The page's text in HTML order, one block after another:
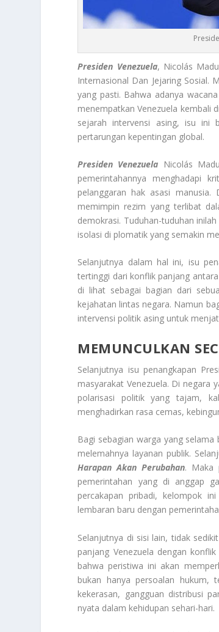
Presiden Venezuela, Nicolás
Internasional Dan Jejaring Sosial.
yang pasti. Bahwa adanya
menempatkan Venezuela kembali
sejarah intervensi asing, isu ini
pertarungan kepentingan global.
Presiden Venezuela Nicolás
pemerintahannya menghadapi
pelanggaran hak asasi
memimpin rezim yang terlibat
demokrasi. Tuduhan-tuduhan
isolasi di plomatik yang semakin
Selanjutnya dalam hal ini, isu
tertinggi dari konflik panjang
di lihat sebagai bagian dari
kejahatan lintas negara. Namun
intervensi politik asing untuk
MEMUNCULKAN
Selanjutnya isu penangkapan
masyarakat Venezuela. Di negara
polarisasi politik yang tajam,
menghadirkan rasa cemas,
Bagi sebagian warga yang
melemahnya layanan publik.
Harapan Akan Perubahan. Maka
pemerintahan yang di anggap
percakapan pribadi, kelompok
lembaran baru dengan
Selanjutnya di sisi lain, tidak
panjang Venezuela dengan
bahwa peristiwa ini akan
bukan hanya persoalan hukum,
kekerasan, gangguan distribusi
nyata dalam kehidupan sehari-hari.